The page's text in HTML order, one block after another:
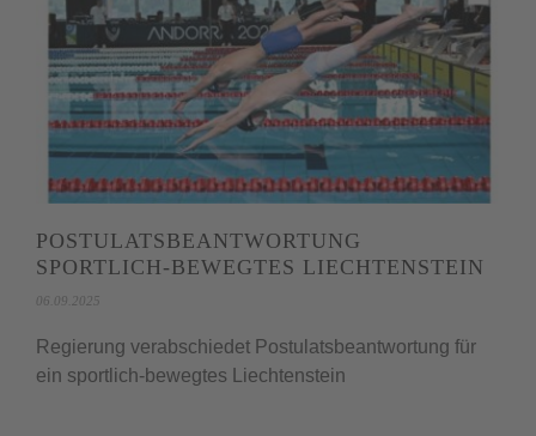
POSTULATSBEANTWORTUNG
SPORTLICH-BEWEGTES LIECHTENSTEIN
06.09.2025
Regierung verabschiedet Postulatsbeantwortung für
ein sportlich-bewegtes Liechtenstein